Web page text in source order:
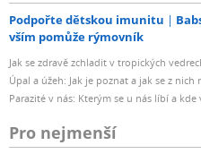
Podpořte dětskou imunitu
vším pomůže rýmovník
Jak se zdravě zchladit v tropických
Úpal a úžeh: Jak je poznat a jak se z nich
Parazité v nás: Kterým se u nás líbí a
Pro nejmenší